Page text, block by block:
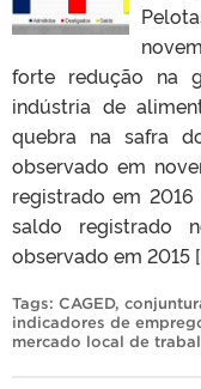
forte redução na
indústria de
quebra na safra
observado em
registrado em
saldo registrado
observado em 2015
Tags: CAGED,
indicadores de
mercado local de